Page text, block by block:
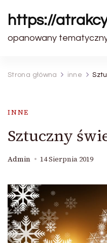
https://
opanowany
Strona główna inne
INNE
Sztuczny
Admin 14 Sierpnia 2019